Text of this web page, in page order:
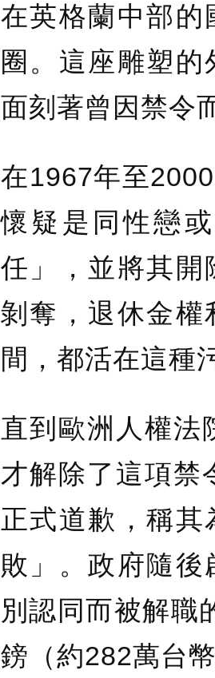
在英格蘭中部的
圈。這座雕塑
面刻著曾因禁令
在1967年至
懷疑是同性戀
任」，並將其開
剝奪，退休金權
間，都活在這種
直到歐洲人權法
才解除了這項禁
正式道歉，稱
敗」。政府隨
別認同而被解職
鎊（約282萬台